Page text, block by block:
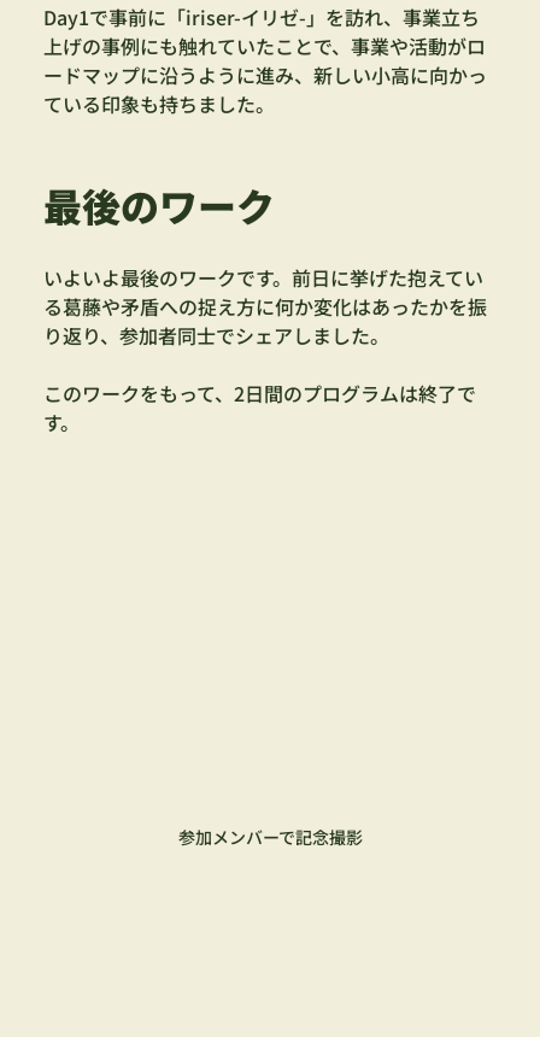
Day1で事前に「iriser-イリゼ-」を訪れ、事業立ち
上げの事例にも触れていたことで、事業や活動がロ
ードマップに沿うように進み、新しい小高に向かっ
ている印象も持ちました。
最後のワーク
いよいよ最後のワークです。前日に挙げた抱えてい
る葛藤や矛盾への捉え方に何か変化はあったかを振
り返り、参加者同士でシェアしました。
このワークをもって、2日間のプログラムは終了で
す。
参加メンバーで記念撮影